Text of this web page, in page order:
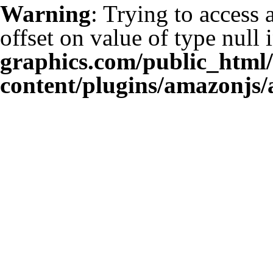
Warning: Trying to access
offset on value of type null
graphics.com/
content/plugins/